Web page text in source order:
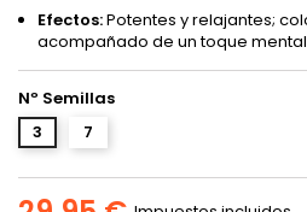
Efectos:Potentes y relajantes;
acompañado de un toque
Nº Semillas
3
7